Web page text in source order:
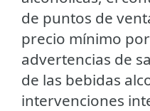
de puntos de
precio mínimo
advertencias de
de las bebidas
intervenciones